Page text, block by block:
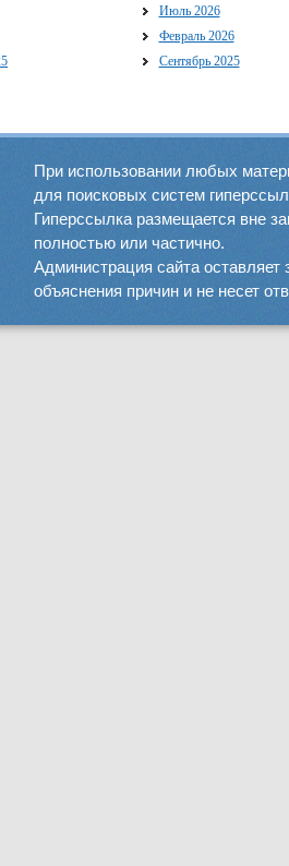
Июль 2026
Февраль 2026
Сентябрь 2025
При использовании любых
для поисковых систем
Гиперссылка размещается вне
полностью или частично.
Администрация сайта оставляет
объяснения причин и не несет